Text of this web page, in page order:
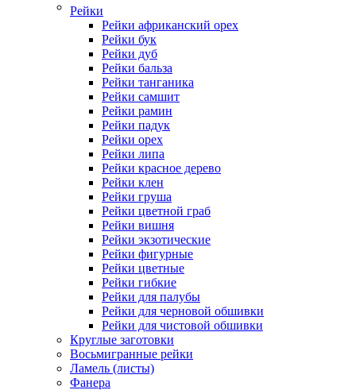
Рейки
Рейки африканский орех
Рейки бук
Рейки дуб
Рейки бальза
Рейки танганика
Рейки самшит
Рейки рамин
Рейки падук
Рейки орех
Рейки липа
Рейки красное дерево
Рейки клен
Рейки груша
Рейки цветной граб
Рейки вишня
Рейки экзотические
Рейки фигурные
Рейки цветные
Рейки гибкие
Рейки для палубы
Рейки для черновой обшивки
Рейки для чистовой обшивки
Круглые заготовки
Восьмигранные рейки
Ламель (листы)
Фанера